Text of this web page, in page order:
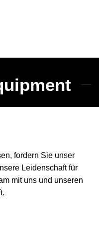
fordern Sie unser
Leidenschaft für
mit uns und unseren